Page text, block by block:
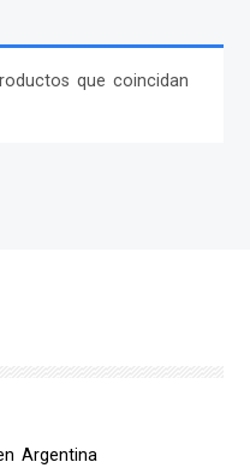
que coincidan
Argentina